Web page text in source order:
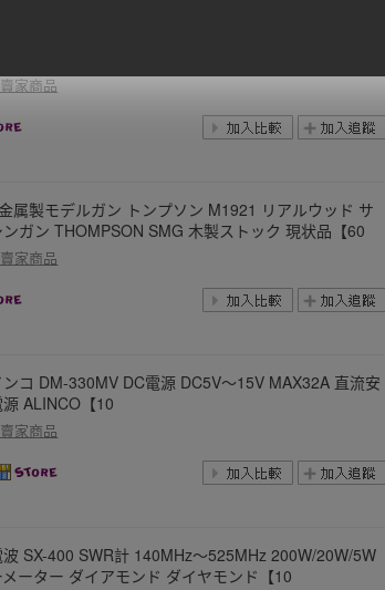
家商品
属製モデルガン トンプソン M1921 リアルウッド サ
ンガン THOMPSON SMG 木製ストック 現状品【60
家商品
コ DM-330MV DC電源 DC5V～15V MAX32A 直流安
ALINCO【10
家商品
波 SX-400 SWR計 140MHz～525MHz 200W/20W/5W
ーター ダイアモンド ダイヤモンド【10